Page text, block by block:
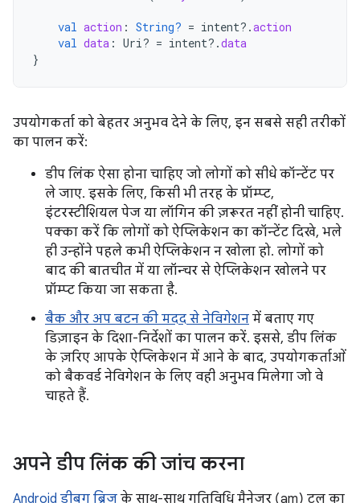
val action : String? = intent?.action
val data : Uri? = intent?.data
}
उपयोगकर्ता को बेहतर अनुभव देने के लिए, इन सबसे सही तरीकों
का पालन करें:
डीप लिंक ऐसा होना चाहिए जो लोगों को सीधे कॉन्टेंट पर
ले जाए. इसके लिए, किसी भी तरह के प्रॉम्प्ट,
इंटरस्टीशियल पेज या लॉगिन की ज़रूरत नहीं होनी चाहिए.
पक्का करें कि लोगों को ऐप्लिकेशन का कॉन्टेंट दिखे, भले
ही उन्होंने पहले कभी ऐप्लिकेशन न खोला हो. लोगों को
बाद की बातचीत में या लॉन्चर से ऐप्लिकेशन खोलने पर
प्रॉम्प्ट किया जा सकता है.
बैक और अप बटन की मदद से नेविगेशन में बताए गए
डिज़ाइन के दिशा-निर्देशों का पालन करें. इससे, डीप लिंक
के ज़रिए आपके ऐप्लिकेशन में आने के बाद, उपयोगकर्ताओं
को बैकवर्ड नेविगेशन के लिए वही अनुभव मिलेगा जो वे
चाहते हैं.
अपने डीप लिंक की जांच करना
Android डीबग ब्रिज के साथ-साथ गतिविधि मैनेजर (am) टूल का